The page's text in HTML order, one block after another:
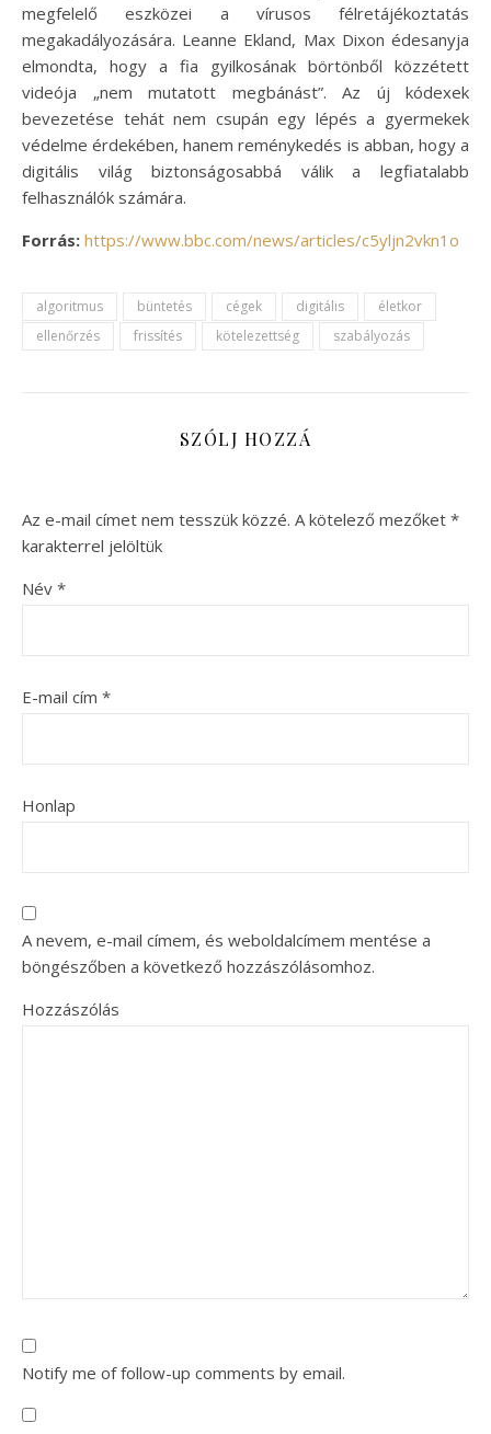
megfelelő eszközei a vírusos félretájékoztatás
megakadályozására. Leanne Ekland, Max Dixon édesanyja
elmondta, hogy a fia gyilkosának börtönből közzétett
videója „nem mutatott megbánást”. Az új kódexek
bevezetése tehát nem csupán egy lépés a gyermekek
védelme érdekében, hanem reménykedés is abban, hogy a
digitális világ biztonságosabbá válik a legfiatalabb
felhasználók számára.
Forrás: https://www.bbc.com/news/articles/c5yljn2vkn1o
algoritmus büntetés cégek digitális
életkor
ellenőrzés
frissítés kötelezettség szabályozás
SZÓLJ HOZZÁ
Az e-mail címet nem tesszük közzé. A kötelező mezőket *
karakterrel jelöltük
Név *
E-mail cím *
Honlap
A nevem, e-mail címem, és weboldalcímem mentése a
böngészőben a következő hozzászólásomhoz.
Hozzászólás
Notify me of follow-up comments by email.